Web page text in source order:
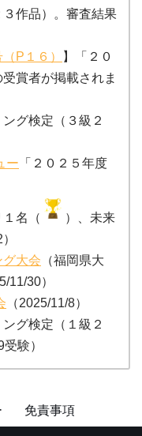
作品）。審査結果
P１６）
】「２０
賞者が掲載されま
グ検定（３級２
ー 「２０２５年度
１名（
）、未来
大会 （福岡県大
11/30）
（2025/11/8）
グ検定（１級２
験）
免責事項